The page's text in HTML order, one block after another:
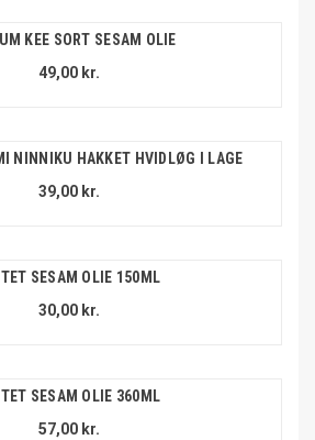
KEE SORT SESAM OLIE
49,00 kr.
NINNIKU HAKKET HVIDLØG I LAGE
39,00 kr.
SESAM OLIE 150ML
30,00 kr.
SESAM OLIE 360ML
57,00 kr.